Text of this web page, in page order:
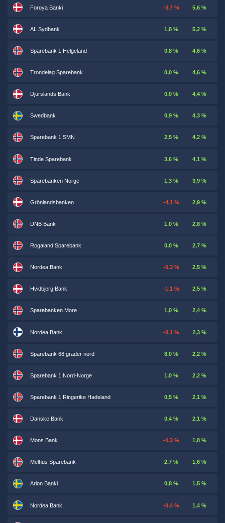
Foroya Banki -3,7 % 5,6 %
AL Sydbank 1,8 % 5,2 %
Sparebank 1 Helgeland 0,8 % 4,6 %
Trondelag Sparebank 0,0 % 4,6 %
Djurslands Bank 0,0 % 4,4 %
Swedbank 0,9 % 4,3 %
Sparebank 1 SMN 2,5 % 4,2 %
Tinde Sparebank 3,6 % 4,1 %
Sparebanken Norge 1,3 % 3,9 %
Grönlandsbanken -4,1 % 2,9 %
DNB Bank 1,0 % 2,8 %
Rogaland Sparebank 0,0 % 2,7 %
Nordea Bank -0,3 % 2,5 %
Hvidbjerg Bank -1,1 % 2,5 %
Sparebanken More 1,0 % 2,4 %
Nordea Bank -0,1 % 2,3 %
Sparebank 68 grader nord 8,0 % 2,2 %
Sparebank 1 Nord-Norge 1,0 % 2,2 %
Sparebank 1 Ringerike Hadeland 0,5 % 2,1 %
Danske Bank 0,4 % 2,1 %
Mons Bank -0,3 % 1,8 %
Melhus Sparebank 2,7 % 1,6 %
Arion Banki 0,8 % 1,5 %
Nordea Bank -0,4 % 1,4 %